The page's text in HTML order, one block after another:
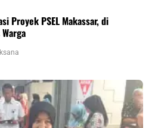
Proyek PSEL Makassar, di